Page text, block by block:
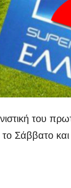
του
Σάββατο και